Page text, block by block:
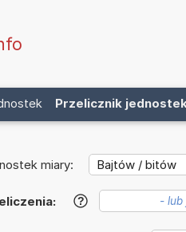
Przelicznik
miary:
?